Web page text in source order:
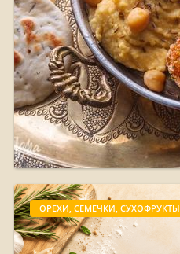
ОРЕХИ, СЕМЕЧКИ, СУХОФРУКТЫ